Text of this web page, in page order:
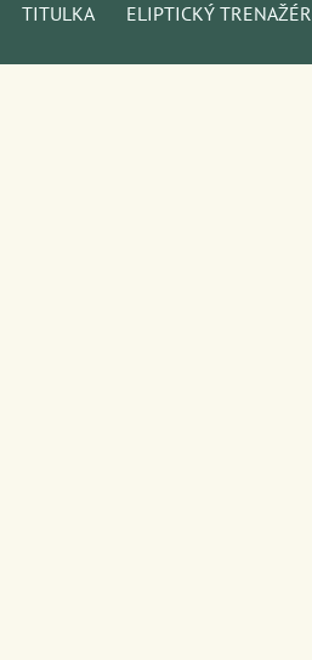
TITULKA ELIPTICKÝ TRENAŽÉR